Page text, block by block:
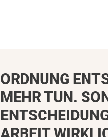
ORDNUNG
MEHR TUN.
ARBEIT